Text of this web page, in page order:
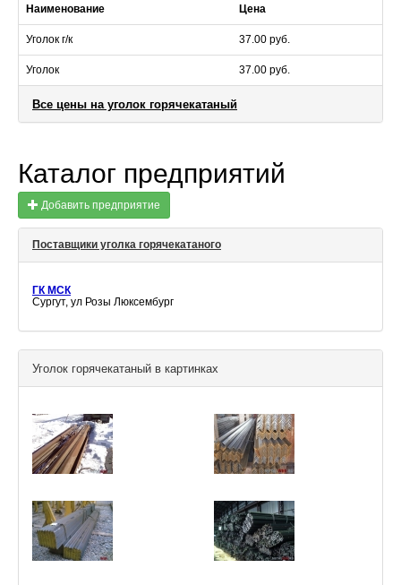
Наименование Цена
Уголок г/к 37.00 руб.
Уголок 37.00 руб.
Все цены на уголок горячекатаный
Каталог предприятий
Добавить предприятие
Поставщики уголка горячекатаного
ГК МСК
Сургут, ул Розы Люксембург
Уголок горячекатаный в картинках